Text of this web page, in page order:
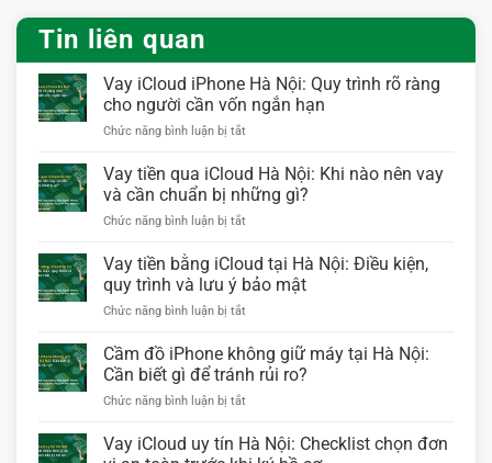
Tin liên quan
Vay iCloud iPhone Hà Nội: Quy trình rõ ràng
cho người cần vốn ngắn hạn
Chức năng bình luận bị tắt
iCloud
iPhone
Hà
Nội:
trình
rõ
cho
cần
vốn
hạn
Vay tiền qua iCloud Hà Nội: Khi nào nên vay
và cần chuẩn bị những gì?
Chức năng bình luận bị tắt
tiền
qua
iCloud
Hà
Khi
nào
vay
cần
Vay tiền bằng iCloud tại Hà Nội: Điều kiện,
quy trình và lưu ý bảo mật
Chức năng bình luận bị tắt
tiền
bằng
iCloud
tại
Nội:
Điều
Cầm đồ iPhone không giữ máy tại Hà Nội:
Cần biết gì để tránh rủi ro?
Chức năng bình luận bị tắt
đồ
iPhone
Vay iCloud uy tín Hà Nội: Checklist chọn đơn